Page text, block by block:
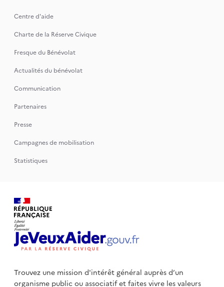
Centre d'aide
Charte de la Réserve Civique
Fresque du Bénévolat
Actualités du bénévolat
Communication
Partenaires
Presse
Campagnes de mobilisation
Statistiques
Trouvez une mission d'intérêt général auprès d’un
organisme publicou associatif et faites vivre les valeurs